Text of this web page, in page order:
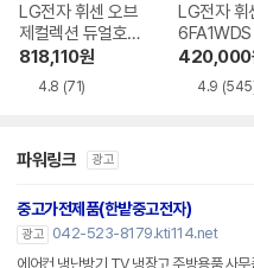
LG전자 휘센 오브
제컬렉션 듀얼호스
PQ08FDWBS
818,110원
4.8 (71)
LG전자 휘
6FA1WDS
420,000
4.9
파워링크 광고
중고가전제품(한밭중고전자)
광고
042-523-8179.kti114.net
에어컨 냉난방기 TV 냉장고 주방용품 사